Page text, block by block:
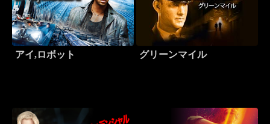
アイ,ロボット グリーンマイル